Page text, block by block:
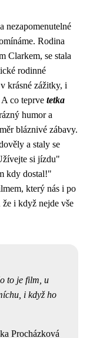
nezapomenutelné
Rodina
Clarkem, se stala
rodinné
krásné zážitky, i
co teprve tetka
humor a
bláznivé zábavy.
a staly se
si jízdu"
kdy dostal!"
který nás i po
že i když nejde vše
to je film, u
i když ho
Procházková